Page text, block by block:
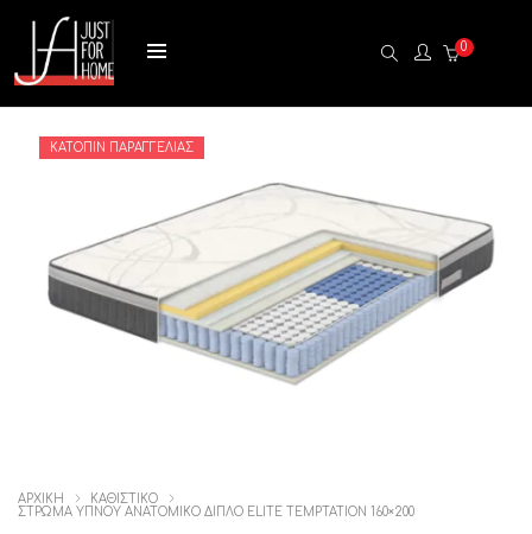
0
ΚΑΤΌΠΙΝ ΠΑΡΑΓΓΕΛΊΑΣ
ΑΡΧΙΚΉ
ΚΑΘΙΣΤΙΚΟ
ΣΤΡΏΜΑ ΎΠΝΟΥ ΑΝΑΤΟΜΙΚΌ ΔΙΠΛΌ ELITE TEMPTATION 160×200